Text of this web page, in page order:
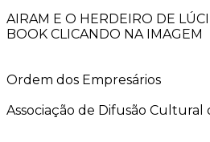
AIRAM E O HERDEIRO DE
BOOK CLICANDO NA IMAGEM
Ordem dos Empresários
Associação de Difusão